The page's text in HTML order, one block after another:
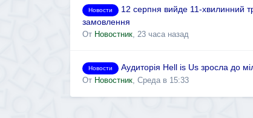
Новости
12 серпня вийде 11-хвилинний
замовлення
От Новостник, 23 часа назад
Новости
Аудиторія Hell is Us зросла до
От Новостник, Среда в 15:33